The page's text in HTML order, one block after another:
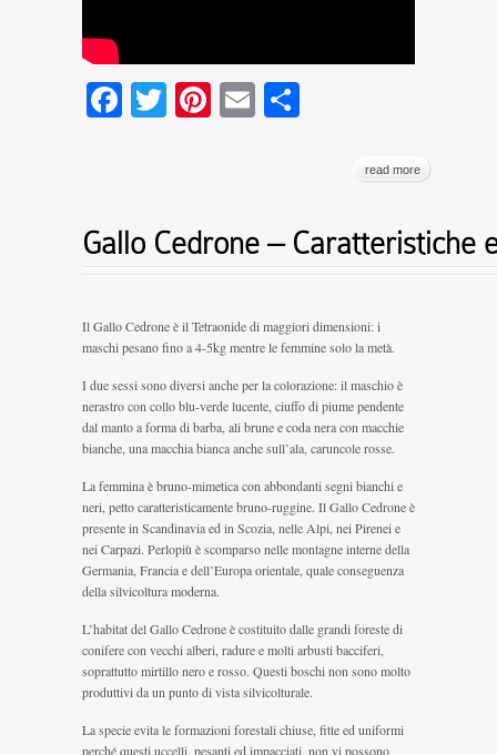
Facebook
TwitterPinterest
Email
read more
Gallo Cedrone – Caratteristiche
Il Gallo Cedrone è il Tetraonide di maggiori dimensioni: i
maschi pesano fino a 4-5kg mentre le femmine solo la metà.
I due sessi sono diversi anche per la colorazione: il maschio è
nerastro con collo blu-verde lucente, ciuffo di piume pendente
dal manto a forma di barba, ali brune e coda nera con macchie
bianche, una macchia bianca anche sull’ala, caruncole rosse.
La femmina è bruno-mimetica con abbondanti segni bianchi e
neri, petto caratteristicamente bruno-ruggine. Il Gallo Cedrone è
presente in Scandinavia ed in Scozia, nelle Alpi, nei Pirenei e
nei Carpazi. Perlopiù è scomparso nelle montagne interne della
Germania, Francia e dell’Europa orientale, quale conseguenza
della silvicoltura moderna.
L’habitat del Gallo Cedrone è costituito dalle grandi foreste di
conifere con vecchi alberi, radure e molti arbusti bacciferi,
soprattutto mirtillo nero e rosso. Questi boschi non sono molto
produttivi da un punto di vista silvicolturale.
La specie evita le formazioni forestali chiuse, fitte ed uniformi
perché questi uccelli, pesanti ed impacciati, non vi possono